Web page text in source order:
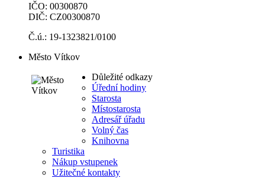
IČO: 00300870
DIČ: CZ00300870
Č.ú.: 19-1323821/0100
Město Vítkov
Důležité odkazy
Úřední hodiny
Starosta
Místostarosta
Adresář úřadu
Volný čas
Knihovna
Turistika
Nákup vstupenek
Užitečné kontakty